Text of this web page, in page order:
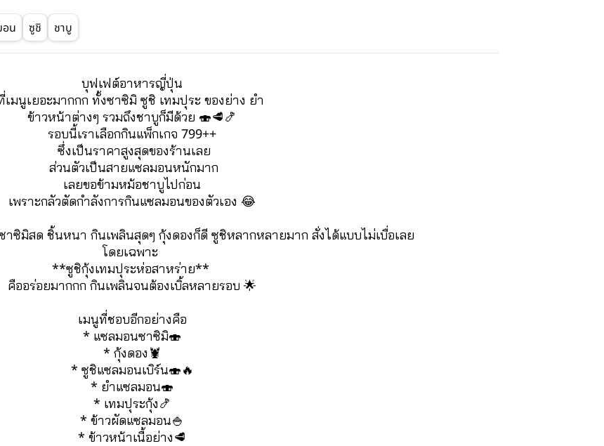
อน ซูชิ ชาบู
บุฟเฟต์อาหารญี่ปุ่น
เมนูเยอะมากกก ทั้งซาซิมิ ซูชิ เทมปุระ ของย่าง ยำ
ข้าวหน้าต่างๆ รวมถึงชาบูก็มีด้วย 🍣🥩🍤
รอบนี้เราเลือกกินแพ็กเกจ 799++
ซึ่งเป็นราคาสูงสุดของร้านเลย
ส่วนตัวเป็นสายแซลมอนหนักมาก
เลยขอข้ามหม้อชาบูไปก่อน
เพราะกลัวตัดกำลังการกินแซลมอนของตัวเอง 😂
ซิมิสด ชิ้นหนา กินเพลินสุดๆ กุ้งดองก็ดี ซูชิหลากหลายมาก สั่งได้แบบไม่เบื่อเลย
โดยเฉพาะ
**ซูชิกุ้งเทมปุระห่อสาหร่าย**
คืออร่อยมากกก กินเพลินจนต้องเบิ้ลหลายรอบ 🌟
เมนูที่ชอบอีกอย่างคือ
* แซลมอนซาซิมิ🍣
* กุ้งดอง🦞
* ซูชิแซลมอนเบิร์น🍣🔥
* ยำแซลมอน🍣
* เทมปุระกุ้ง🍤
* ข้าวผัดแซลมอน🍚
* ข้าวหน้าเนื้อย่าง🥩